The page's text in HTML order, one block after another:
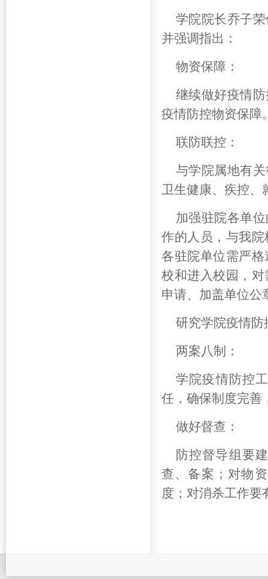
学院院长乔子
并强调指出：
物资保障：
继续做好疫情
疫情防控物资保障
联防联控：
与学院属地有
卫生健康、疾控、
加强驻院各单
作的人员，与我
各驻院单位需严
校和进入校园，
申请、加盖单位公
研究学院疫情
两案八制：
学院疫情防控
任，确保制度完善
做好督查：
防控督导组要
查、备案；对物
度；对消杀工作要